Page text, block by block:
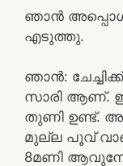
ഞാൻ
എടുത്തു.
ഞാൻ:
സാരി ആണ്. ഈ
തുണി ഉണ്ട്.
മുല്ല പൂവ്
8മണി